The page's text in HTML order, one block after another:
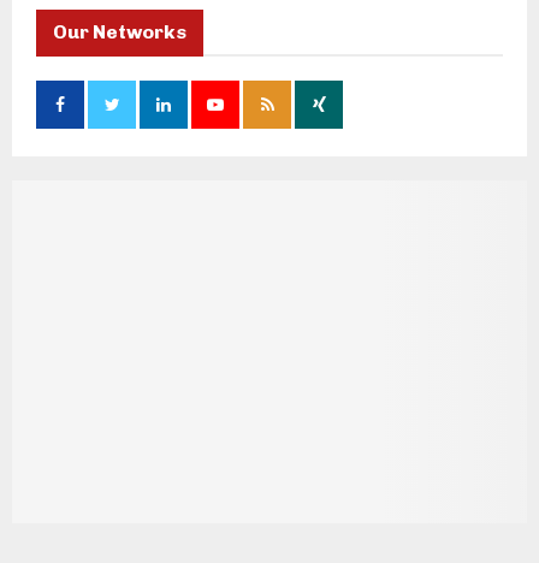
Our Networks